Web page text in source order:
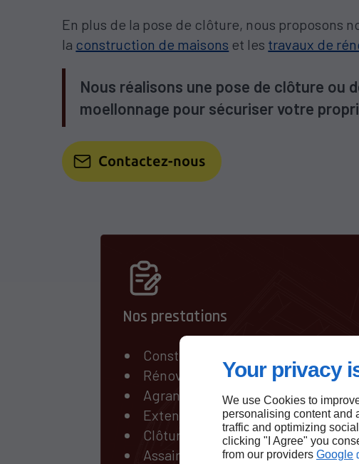
Your privacy
We use Cookies to
personalising content and
traffic and optimizing
clicking "I Agree" you
from our providers Google
En plus de la pose de clôture, nous proposons
la construction de maisons et les travaux de
Nous réalisons une pose de clôture ou
moellonnage pour sécuriser votre
Contactez-nous
Nos prestations
Construction de maison
Rénovation de maison
Agrandissement de maison
Extension de bâtiment
Clôture/Moellonnage
Assainissement